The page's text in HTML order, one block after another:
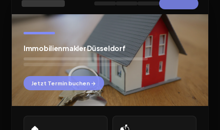
Immobilienmakler Düsseldorf
Jetzt Termin buchen →